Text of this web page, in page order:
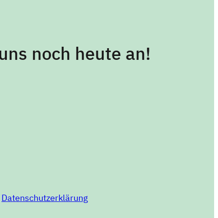
noch heute an!
Datenschutzerklärung